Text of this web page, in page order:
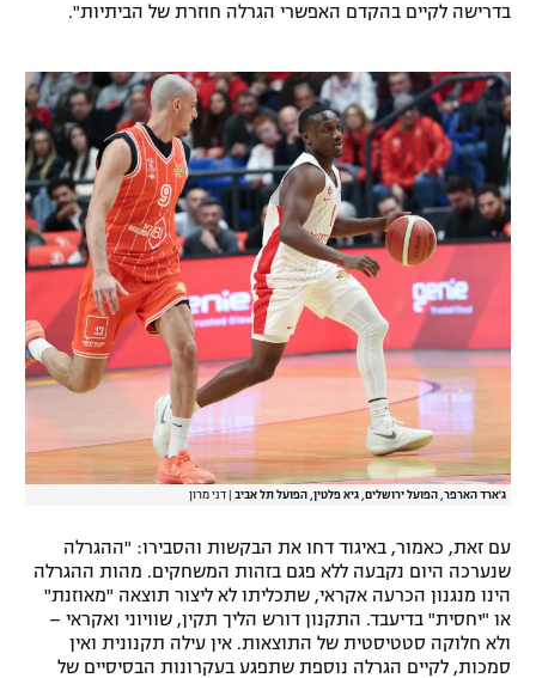
תגיות
המגזין
בדרישה לקיים בהקדם האפשרי הגרלה חוזרת של הביתיות".
ג'ארד הארפר, הפועל ירושלים, גיא פלטין, הפועל תל אביב דני מרון
עם זאת, כאמור, באיגוד דחו את הבקשות והסבירו: "ההגרלה
שנערכה היום נקבעה ללא פגם בזהות המשחקים. מהות ההגרלה
הינו מנגנון הכרעה אקראי, שתכליתו לא ליצור תוצאה "מאוזנת"
או "יחסית" בדיעבד. התקנון דורש הליך תקין, שוויוני ואקראי –
ולא חלוקה סטטיסטית של התוצאות. אין עילה תקנונית ואין
סמכות, לקיים הגרלה נוספת שתפגע בעקרונות הבסיסיים של